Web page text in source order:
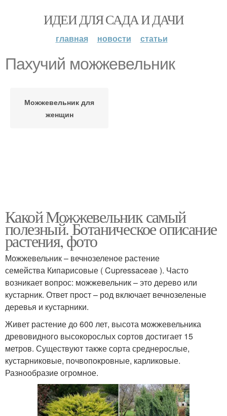
ИДЕИ ДЛЯ САДА И ДАЧИ
главная новости статьи
Пахучий можжевельник
Можжевельник для
женщин
Какой Можжевельник самый
полезный. Ботаническое описание
растения, фото
Можжевельник – вечнозеленое растение
семейства Кипарисовые ( Cupressaceae ). Часто
возникает вопрос: можжевельник – это дерево или
кустарник. Ответ прост – род включает вечнозеленые
деревья и кустарники.
Живет растение до 600 лет, высота можжевельника
древовидного высокорослых сортов достигает 15
метров. Существуют также сорта среднерослые,
кустарниковые, почвопокровные, карликовые.
Разнообразие огромное.